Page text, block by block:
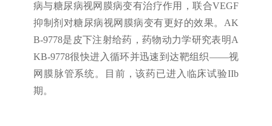
病与糖尿病视网膜病变有治疗作用，联合VEGF
抑制剂对糖尿病视网膜病变有更好的效果。AK
B-9778是皮下注射给药，药物动力学研究表明A
KB-9778很快进入循环并迅速到达靶组织——视
网膜脉管系统。目前，该药已进入临床试验IIb
期。